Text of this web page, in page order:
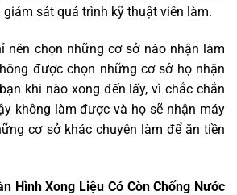
sát quá trình kỹ thuật viên làm.
nên chọn những cơ sở nào nhận làm
được chọn những cơ sở họ nhận
khi nào xong đến lấy, vì chắc chắn
không làm được và họ sẽ nhận máy
cơ sở khác chuyên làm để ăn tiền
Hình Xong Liệu Có Còn Chống Nước